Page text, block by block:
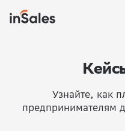
Узнайте, как
предпринимателям